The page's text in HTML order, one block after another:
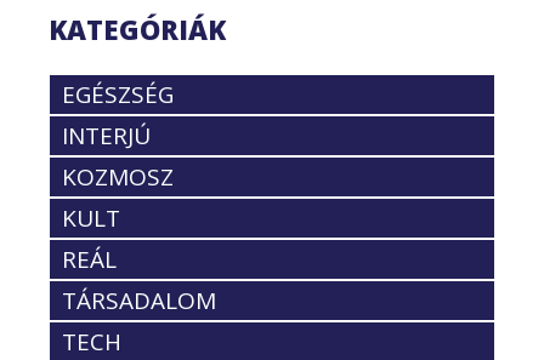
KATEGÓRIÁK
EGÉSZSÉG
INTERJÚ
KOZMOSZ
KULT
REÁL
TÁRSADALOM
TECH